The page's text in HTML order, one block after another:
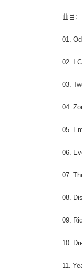
曲目:
01.
02. I
03.
04.
05.
06.
07.
08.
09.
10.
11.